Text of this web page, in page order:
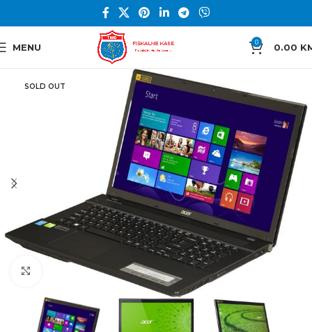
MENU 0 0.00
SOLD OUT
Click to enlarge